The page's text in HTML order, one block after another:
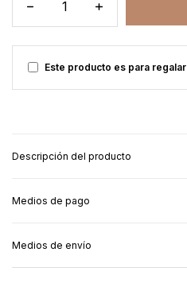
Este producto es para regalar
Descripción del producto
Para los peques - milky vibes!
Medios de pago
Medios de envío